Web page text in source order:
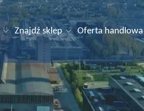
Znajdź sklep Oferta handlowa